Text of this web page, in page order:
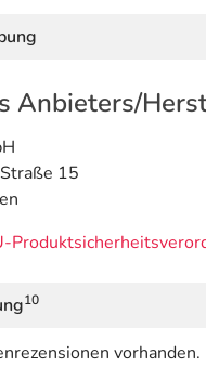
Anbieters/
15
10
vorhanden.